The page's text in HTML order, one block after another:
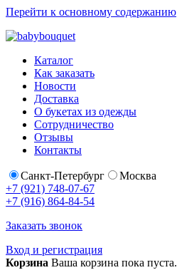
Перейти к основному содержанию
Каталог
Как заказать
Новости
Доставка
О букетах из одежды
Сотрудничество
Отзывы
Контакты
Санкт-Петербург
Москва
+7 (921) 748-07-67
+7 (916) 864-84-54
Заказать звонок
Вход и регистрация
Корзина Ваша корзина пока пуста.